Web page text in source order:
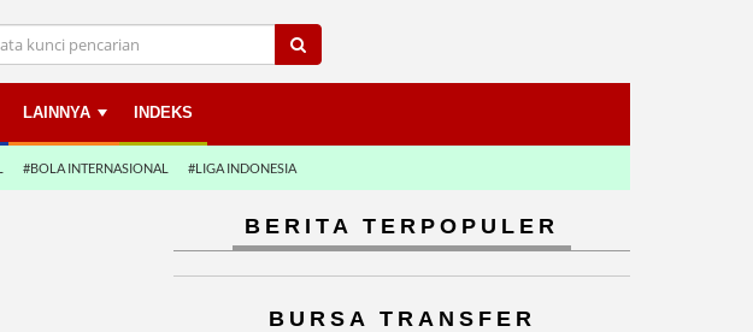
LAINNYA INDEKS
#BOLA INTERNASIONAL #LIGA INDONESIA
BERITA TERPOPULER
BURSA TRANSFER